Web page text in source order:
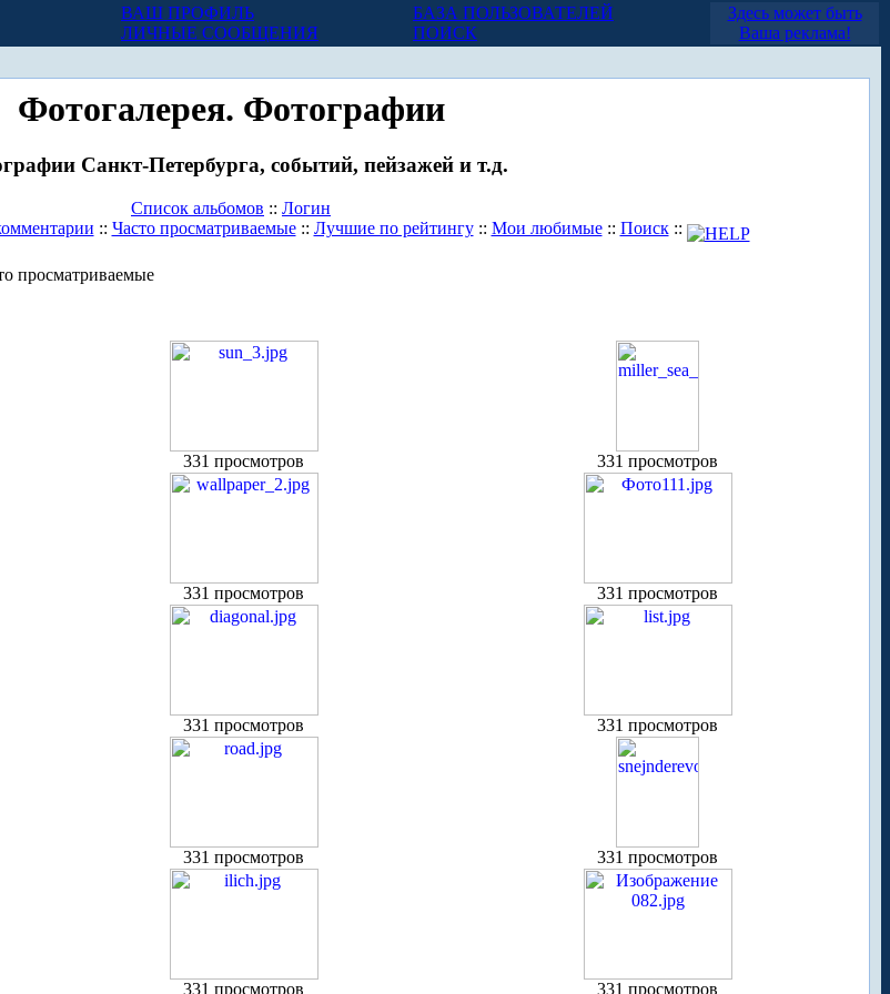
ВАШ ПРОФИЛЬ
ЛИЧНЫЕ СООБЩЕНИЯ
БАЗА ПОЛЬЗОВАТЕЛЕЙ
ПОИСК
Здесь может быть
Ваша реклама!
Фотогалерея. Фотографии
Санкт-Петербурга, событий, пейзажей и т.д.
Список альбомов :: Логин
:: Часто просматриваемые:: Лучшие по рейтингу:: Мои любимые:: Поиск::
просматриваемые
331 просмотров 331 просмотров
331 просмотров 331 просмотров
331 просмотров 331 просмотров
331 просмотров 331 просмотров
331 просмотров 331 просмотров